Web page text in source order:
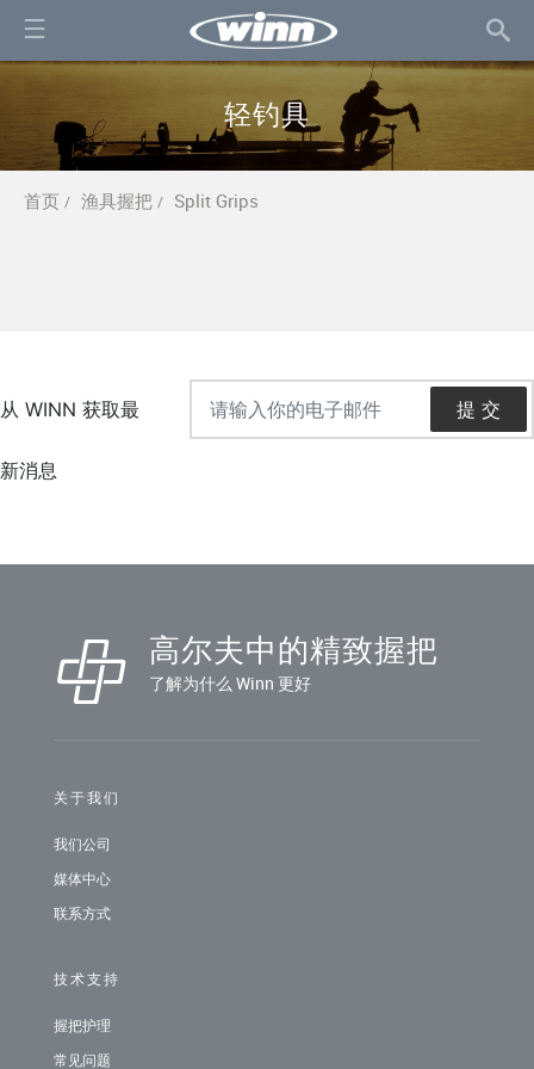
轻钓具
首页 / 渔具握把 / Split Grips
高尔夫中的精致握把
了解为什么 Winn 更好
关于我们
我们公司
媒体中心
联系方式
技术支持
握把护理
常见问题